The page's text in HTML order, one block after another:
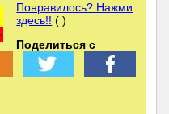
Понравилось? Нажми
здесь!! ( )
Поделиться с